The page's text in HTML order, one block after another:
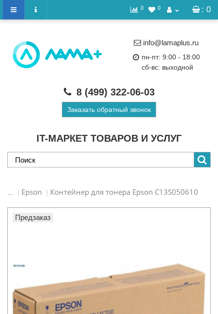
: 0
0 0
IT-МАРКЕТ ТОВАРОВ И УСЛУГ
info@lamaplus.ru
пн-пт: 9:00 - 18:00
сб-вс: выходной
8 (499) 322-06-03
Заказать обратный звонок
... Epson Контейнер для тонера Epson C13S050610
Предзаказ